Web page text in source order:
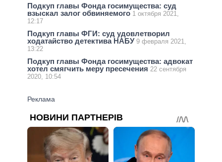
Подкуп главы Фонда госимущества: суд
взыскал залог обвиняемого 1 октября 2021,
12:17
Подкуп главы ФГИ: суд удовлетворил
ходатайство детектива НАБУ 9 февраля 2021,
13:22
Подкуп главы Фонда госимущества: адвокат
хотел смягчить меру пресечения 22 сентября
2020, 10:54